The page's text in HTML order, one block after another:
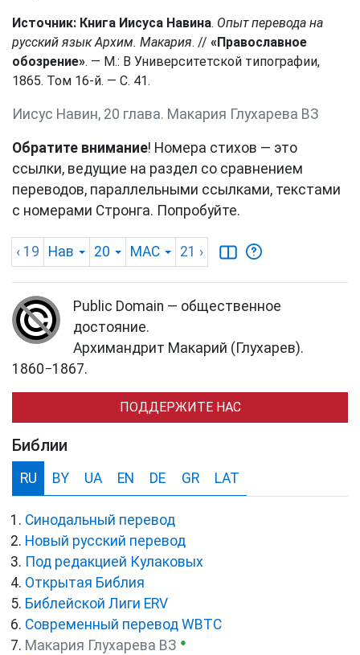
Источник: Книга Иисуса Навина. Опыт перевода на
русский язык Архим. Макария. // «Православное
обозрение». — М.: В Университетской типографии,
1865. Том 16-й. — С. 41.
Иисус Навин, 20 глава. Макария Глухарева ВЗ
Обратите внимание! Номера стихов — это
ссылки, ведущие на раздел со сравнением
переводов, параллельными ссылками, текстами
с номерами Стронга. Попробуйте.
‹ 19 Нав 20 MAC 21 ›
Public Domain — общественное
достояние.
Архимандрит Макарий (Глухарев).
1860−1867.
ПОДДЕРЖИТЕ НАС
Библии
RU BY UA EN DE GR LAT
Синодальный перевод
Новый русский перевод
Под редакцией Кулаковых
Открытая Библия
Библейской Лиги ERV
Cовременный перевод WBTC
Макария Глухарева ВЗ ●